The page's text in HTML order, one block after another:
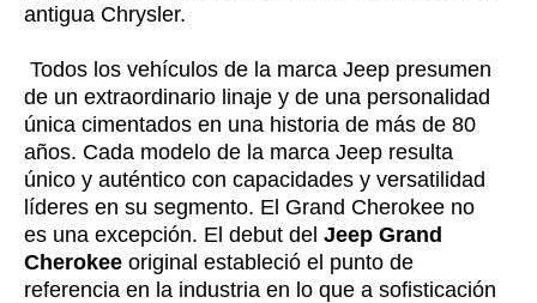
antigua Chrysler.
Todos los vehículos de la marca Jeep presumen
de un extraordinario linaje y de una personalidad
única cimentados en una historia de más de 80
años. Cada modelo de la marca Jeep resulta
único y auténtico con capacidades y versatilidad
líderes en su segmento. El Grand Cherokee no
es una excepción. El debut del Jeep Grand
Cherokee original estableció el punto de
referencia en la industria en lo que a sofisticación